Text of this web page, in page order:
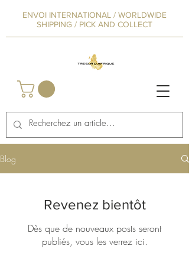
ENVOI INTERNATIONAL / WORLDWIDE
SHIPPING / PICK AND COLLECT
Blog
Revenez bientôt
Dès que de nouveaux posts seront
publiés, vous les verrez ici.